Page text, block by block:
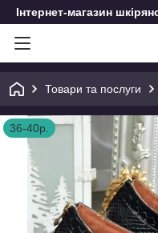
Інтернет-магазин
Товари та послуги
36-40р.